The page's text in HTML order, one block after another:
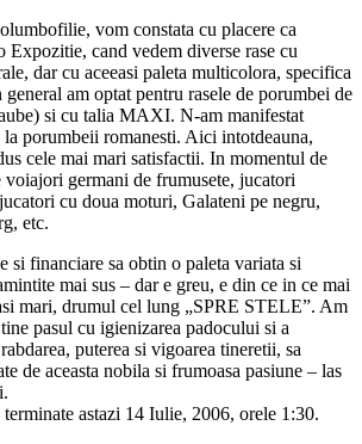
vom constata cu placere ca
Expozitie, cand vedem diverse rase cu
dar cu aceeasi paleta multicolora, specifica
am optat pentru rasele de porumbei de
si cu talia MAXI. N-am manifestat
la porumbeii romanesti. Aici intotdeauna,
cele mai mari satisfactii. In momentul de
voiajori germani de frumusete, jucatori
cu doua moturi, Galateni pe negru,
etc.
si financiare sa obtin o paleta variata si
mai sus – dar e greu, e din ce in ce mai
mari, drumul cel lung „SPRE STELE”. Am
pasul cu igienizarea padocului si a
puterea si vigoarea tineretii, sa
de aceasta nobila si frumoasa pasiune – las
astazi 14 Iulie, 2006, orele 1:30.